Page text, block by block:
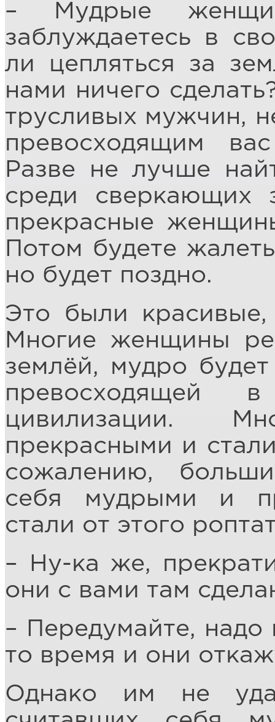
– Мудрые
заблуждаетесь в
ли цепляться за
нами ничего
трусливых мужчин,
превосходящим
Разве не лучше
среди сверкающих
прекрасные
Потом будете
но будет поздно.
Это были
Многие женщины
землёй, мудро
превосходящей
цивилизации.
прекрасными и
сожалению,
себя мудрыми и
стали от этого
– Ну-ка же,
они с вами там
– Передумайте,
то время и они
Однако им не